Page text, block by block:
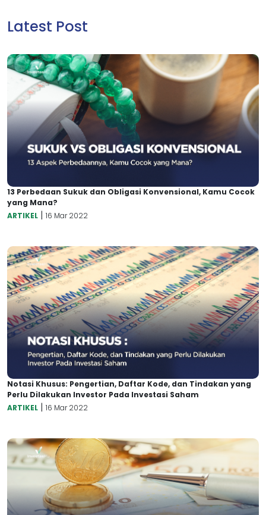
Latest Post
13 Perbedaan Sukuk dan Obligasi Konvensional, Kamu Cocok
yang Mana?
ARTIKEL | 16 Mar 2022
Notasi Khusus: Pengertian, Daftar Kode, dan Tindakan yang
Perlu Dilakukan Investor Pada Investasi Saham
ARTIKEL | 16 Mar 2022